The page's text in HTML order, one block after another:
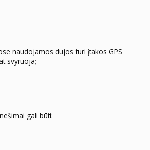
naudojamos dujos turi įtakos GPS
svyruoja;
gali būti: